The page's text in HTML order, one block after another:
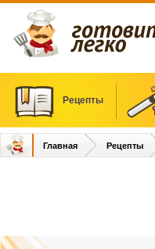
Рецепты
Главная Рецепты